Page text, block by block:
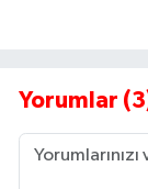
Yorumlar